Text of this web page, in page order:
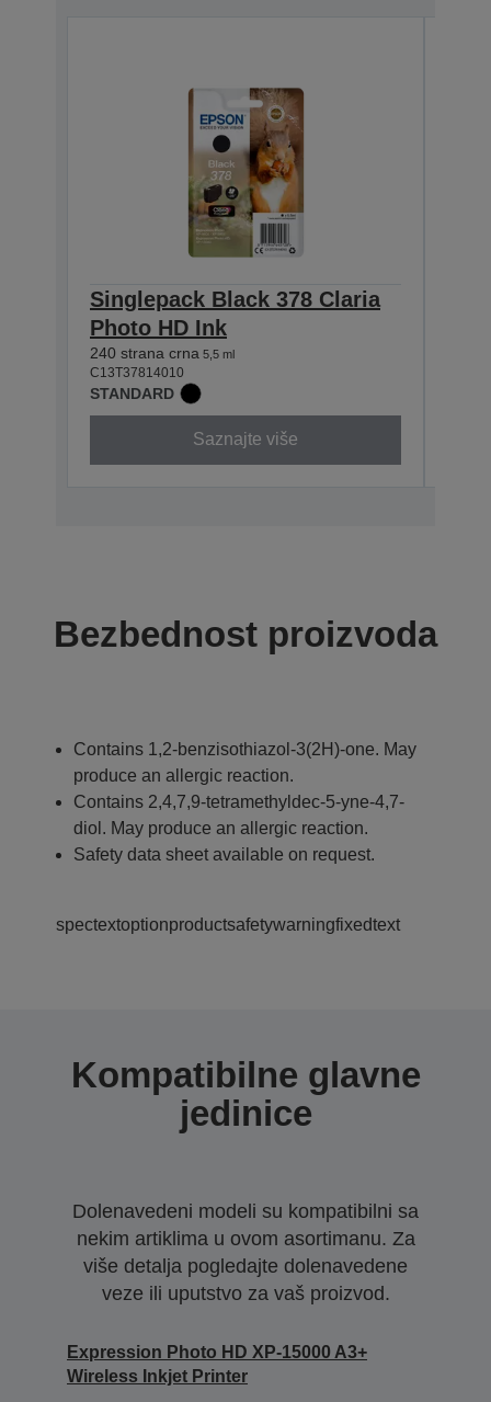
Singlepack Black 378 Claria
Photo HD Ink
240 strana crna 5,5 ml
C13T37814010
STANDARD
Saznajte više
Bezbednost proizvoda
Contains 1,2-benzisothiazol-3(2H)-one. May
produce an allergic reaction.
Contains 2,4,7,9-tetramethyldec-5-yne-4,7-
diol. May produce an allergic reaction.
Safety data sheet available on request.
spectextoptionproductsafetywarningfixedtext
Kompatibilne glavne
jedinice
Dolenavedeni modeli su kompatibilni sa
nekim artiklima u ovom asortimanu. Za
više detalja pogledajte dolenavedene
veze ili uputstvo za vaš proizvod.
Expression Photo HD XP-15000 A3+
Wireless Inkjet Printer